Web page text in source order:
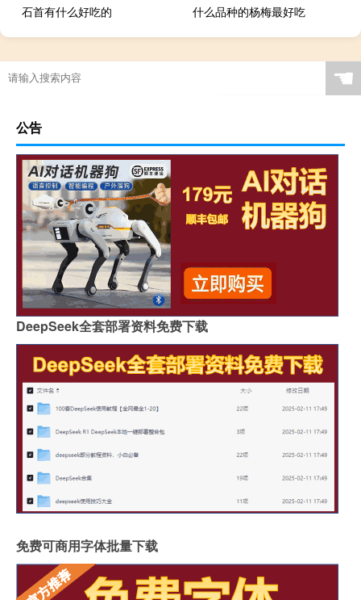
石首有什么好吃的 什么品种的杨梅最好吃
☚
公告
DeepSeek全套部署资料免费下载
免费可商用字体批量下载